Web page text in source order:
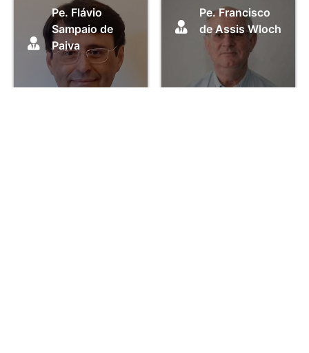
Pe. Flávio
Sampaio de
Paiva
Pe. Francisco
de Assis Wloch